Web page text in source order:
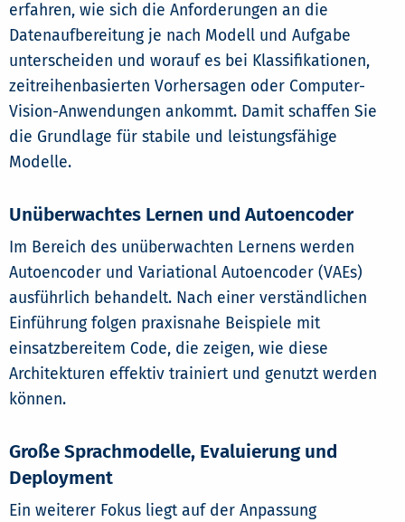
erfahren, wie sich die Anforderungen an die
Datenaufbereitung je nach Modell und Aufgabe
unterscheiden und worauf es bei Klassifikationen,
zeitreihenbasierten Vorhersagen oder Computer-
Vision-Anwendungen ankommt. Damit schaffen Sie
die Grundlage für stabile und leistungsfähige
Modelle.
Unüberwachtes Lernen und Autoencoder
Im Bereich des unüberwachten Lernens werden
Autoencoder und Variational Autoencoder (VAEs)
ausführlich behandelt. Nach einer verständlichen
Einführung folgen praxisnahe Beispiele mit
einsatzbereitem Code, die zeigen, wie diese
Architekturen effektiv trainiert und genutzt werden
können.
Große Sprachmodelle, Evaluierung und
Deployment
Ein weiterer Fokus liegt auf der Anpassung